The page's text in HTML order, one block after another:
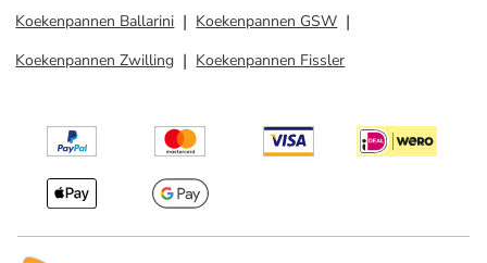
Koekenpannen Ballarini
Koekenpannen GSW
Koekenpannen Zwilling
Koekenpannen Fissler